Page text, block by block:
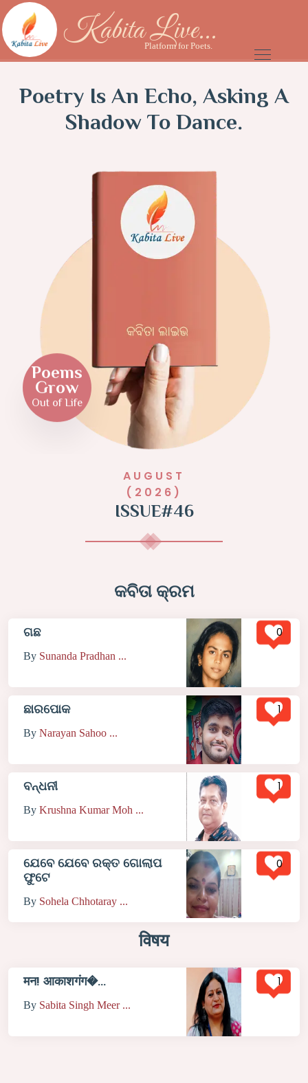
Kabita Live...
Platform for Poets.
Poetry Is An Echo, Asking A
Shadow To Dance.
Poems
Grow
Out of Life
AUGUST
(2026)
ISSUE#46
କବିତା କ୍ରମ
ଗଛ
By Sunanda Pradhan ...
0
ଛାରପୋକ
By Narayan Sahoo ...
1
ବନ୍ଧନୀ
By Krushna Kumar Moh ...
1
ଯେବେ ଯେବେ ରକ୍ତ ଗୋଲାପ
ଫୁଟେ
By Sohela Chhotaray ...
0
विषय
मन! आकाशगंग�...
By Sabita Singh Meer ...
1